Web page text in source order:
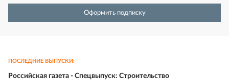
Оформить подписку
ПОСЛЕДНИЕ ВЫПУСКИ:
Российская газета - Спецвыпуск: Строительство